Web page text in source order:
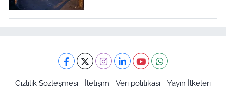
Gizlilik Sözleşmesi İletişim Veri politikası Yayın İlkeleri